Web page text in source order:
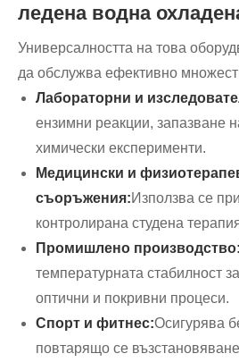
ледена водна
Универсалността на това
да обслужва ефективно
Лабораторни и
ензимни реакции, запазване
химически експерименти.
Медицински и
съоръжения:Използва се
контролирана студена
Промишлено производство:
температурната стабилност
оптични и покривни процеси.
Спорт и фитнес:Осигурява
повтарящо се